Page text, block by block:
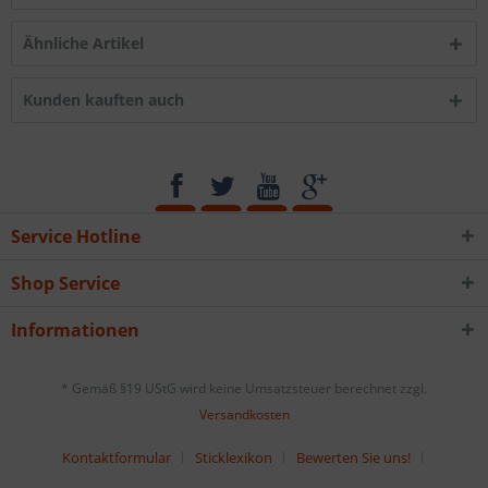
Ähnliche Artikel
Kunden kauften auch
Service Hotline
Shop Service
Informationen
* Gemäß §19 UStG wird keine Umsatzsteuer berechnet zzgl.
Versandkosten
Kontaktformular Sticklexikon
Bewerten Sie uns!